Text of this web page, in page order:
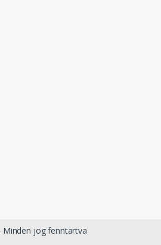
Minden jog fenntartva